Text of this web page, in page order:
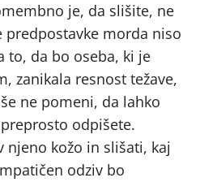
je, da slišite, ne
predpostavke morda niso
to, da bo oseba, ki je
zanikala resnost težave,
ne pomeni, da lahko
odpišete.
njeno kožo in slišati, kaj
odziv bo